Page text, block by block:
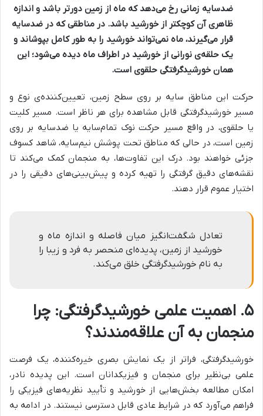
ضدسایه زمانی رخ می‌دهد که ماه از زمین دورتر باشد و اندازه
ظاهری آن کوچکتر از خورشید باشد. در مناطقی که در ضدسایه
قرار می‌گیرند، ماه نمی‌تواند خورشید را به طور کامل بپوشاند و
یک حلقه‌ی نورانی از خورشید در اطراف ماه دیده می‌شود؛ این
همان خورشیدگرفتگی حلقوی است.
حرکت این مناطق سایه بر روی سطح زمین، تعیین‌کننده‌ی نوع و
مسیر خورشیدگرفتگی قابل مشاهده برای هر ناظر است. مسیر کلیت
یا حلقوی، در واقع مسیر حرکت نوک تمام‌سایه یا ضدسایه بر روی
زمین است، در حالی که مناطق تحت پوشش نیم‌سایه، شاهد کسوف
جزئی خواهند بود. درک این تفاوت‌ها، به منجمان کمک می‌کند تا
نقشه‌های دقیق گرفتگی را تهیه کرده و پیش‌بینی‌های دقیقی را در
اختیار عموم قرار دهند.
تعادل شگفت‌انگیز میان فاصله و اندازه ماه و
خورشید از زمین، پدیده‌ای منحصر به فرد و زیبا را
به نام خورشیدگرفتگی خلق می‌کند.
۵. اهمیت علمی خورشیدگرفتگی: چرا
منجمان به آن علاقه‌مندند؟
خورشیدگرفتگی، فراتر از یک نمایش بصری خیره‌کننده، یک فرصت
علمی بی‌نظیر برای منجمان و فیزیکدانان است. این پدیده نادر،
امکان مطالعه بخش‌هایی از خورشید و تأیید نظریه‌های فیزیکی را
فراهم می‌آورد که در شرایط عادی قابل دسترسی نیستند. در ادامه به